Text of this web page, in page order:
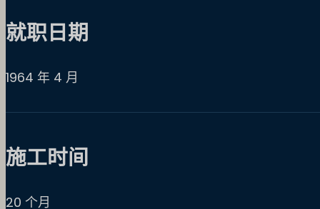
就职日期
1964 年 4 月
施工时间
20 个月